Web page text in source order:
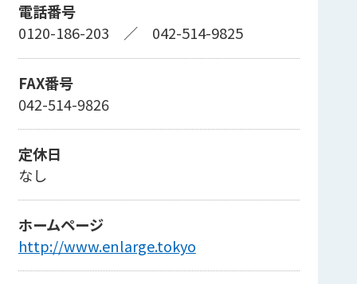
電話番号
0120-186-203 ／ 042-514-9825
FAX番号
042-514-9826
定休日
なし
ホームページ
http://www.enlarge.tokyo